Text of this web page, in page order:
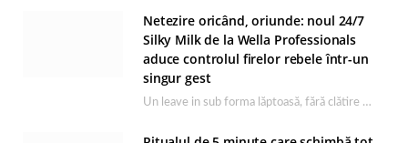
Netezire oricând, oriunde: noul 24/7
Silky Milk de la Wella Professionals
aduce controlul firelor rebele într-un
singur gest
Un leave in sub forma lăptoasă, fără clătire care completează rutina Ultimate Smooth și transformă…